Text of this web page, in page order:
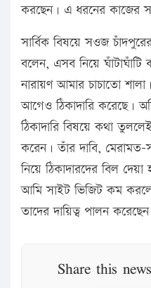
করছেন। এ ধরনের কাজের
সার্বিক বিষয়ে সওজ চাঁদপুরের
বলেন, এসব নিয়ে
নারায়ণ আমার চাচাতো
আগেও ঠিকাদারি করেছে।
ঠিকাদারি বিষয়ে কথা
করেন। তাঁর দাবি, মেরামত-
নিয়ে ঠিকাদারদের বিল
আমি সাইট ভিজিট কম
তাদের দায়িত্ব পালন
Share this